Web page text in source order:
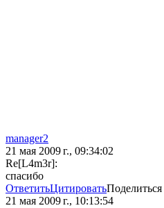
manager2
21 мая 2009 г., 09:34:02
Re[L4m3r]:
спасибо
ОтветитьЦитироватьПоделиться
21 мая 2009 г., 10:13:54